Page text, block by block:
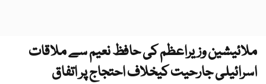
ملائیشین وزیراعظم کی حافظ نعیم سے ملاقات
اسرائیلی جارحیت کیخلاف احتجاج پر اتفاق